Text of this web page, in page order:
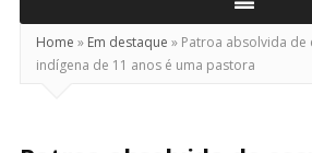
Home » Em destaque » Patroa absolvida de
indígena de 11 anos é uma pastora